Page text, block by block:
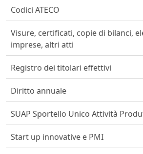
Codici ATECO
Visure, certificati, copie di bilanci,
imprese, altri atti
Registro dei titolari effettivi
Diritto annuale
SUAP Sportello Unico Attività
Start up innovative e PMI